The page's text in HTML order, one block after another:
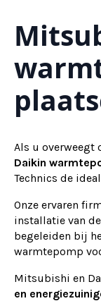
Als u overweegt
Daikin
Technics de
Onze ervaren
installatie van
begeleiden bij
warmtepomp
Mitsubishi en
en